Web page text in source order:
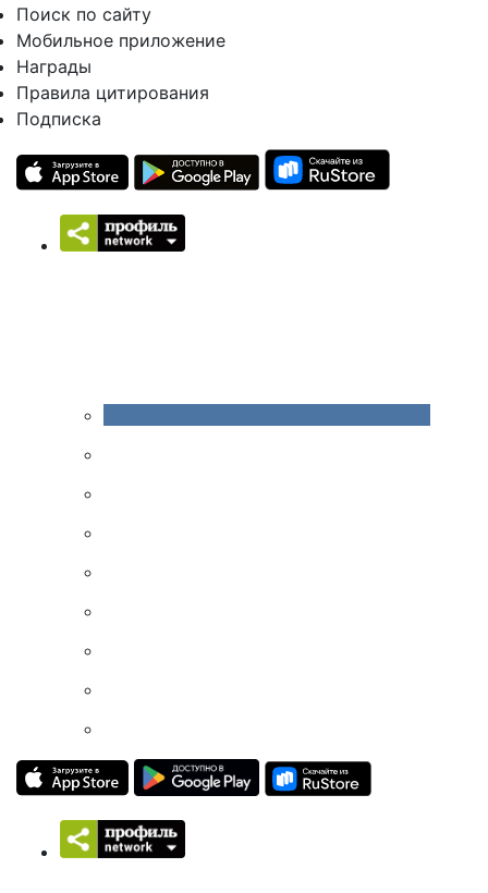
Поиск по сайту
Мобильное приложение
Награды
Правила цитирования
Подписка